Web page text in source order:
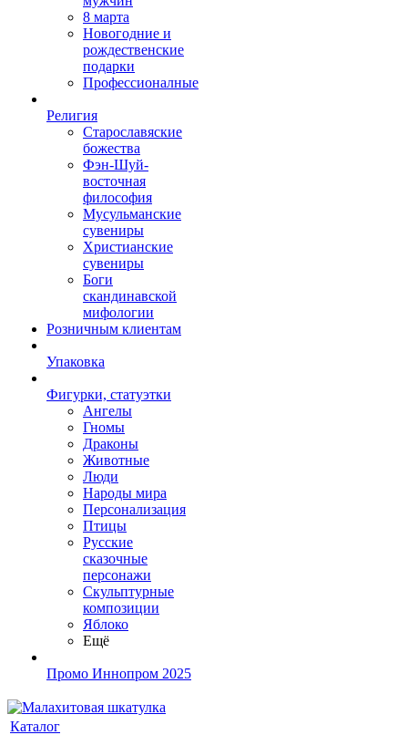
8 марта
Новогодние и
рождественские
подарки
Профессионалные
Религия
Старославяские
божества
Фэн-Шуй-
восточная
философия
Мусульманские
сувениры
Христианские
сувениры
Боги
скандинавской
мифологии
Розничным клиентам
Упаковка
Фигурки, статуэтки
Ангелы
Гномы
Драконы
Животные
Люди
Народы мира
Персонализация
Птицы
Русские
сказочные
персонажи
Скульптурные
композиции
Яблоко
Ещё
Промо Иннопром 2025
Каталог